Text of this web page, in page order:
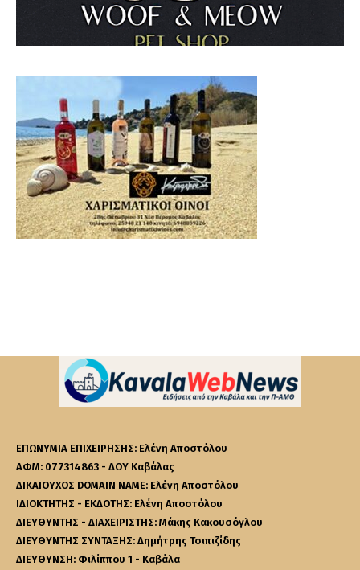
ΕΠΩΝΥΜΙΑ ΕΠΙΧΕΙΡΗΣΗΣ: Ελένη Αποστόλου
ΑΦΜ: 077314863 - ΔΟΥ Καβάλας
ΔΙΚΑΙΟΥΧΟΣ DOMAIN NAME: Ελένη Αποστόλου
ΙΔΙΟΚΤΗΤΗΣ - ΕΚΔΟΤΗΣ: Ελένη Αποστόλου
ΔΙΕΥΘΥΝΤΗΣ - ΔΙΑΧΕΙΡΙΣΤΗΣ: Μάκης Κακουσόγλου
ΔΙΕΥΘΥΝΤΗΣ ΣΥΝΤΑΞΗΣ: Δημήτρης Τσιπιζίδης
ΔΙΕΥΘΥΝΣΗ: Φιλίππου 1 - Καβάλα